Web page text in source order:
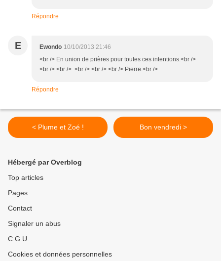
Répondre
E Ewondo 10/10/2013 21:46
<br /> En union de prières pour toutes ces intentions.<br />
<br /> <br /> <br /> <br /> <br /> Pierre.<br />
Répondre
< Plume et Zoé ! Bon vendredi >
Hébergé par Overblog
Top articles
Pages
Contact
Signaler un abus
C.G.U.
Cookies et données personnelles